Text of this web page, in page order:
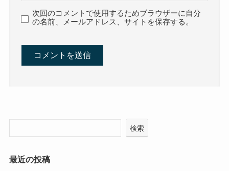
次回のコメントで使用するためブラウザーに自分
の名前、メールアドレス、サイトを保存する。
検索
最近の投稿